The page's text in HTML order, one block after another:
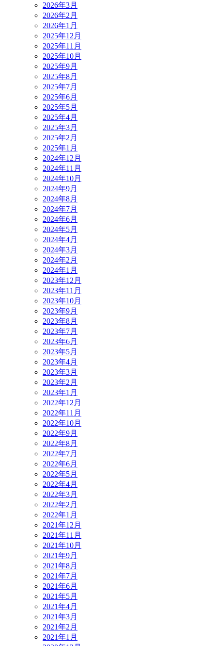
2026年3月
2026年2月
2026年1月
2025年12月
2025年11月
2025年10月
2025年9月
2025年8月
2025年7月
2025年6月
2025年5月
2025年4月
2025年3月
2025年2月
2025年1月
2024年12月
2024年11月
2024年10月
2024年9月
2024年8月
2024年7月
2024年6月
2024年5月
2024年4月
2024年3月
2024年2月
2024年1月
2023年12月
2023年11月
2023年10月
2023年9月
2023年8月
2023年7月
2023年6月
2023年5月
2023年4月
2023年3月
2023年2月
2023年1月
2022年12月
2022年11月
2022年10月
2022年9月
2022年8月
2022年7月
2022年6月
2022年5月
2022年4月
2022年3月
2022年2月
2022年1月
2021年12月
2021年11月
2021年10月
2021年9月
2021年8月
2021年7月
2021年6月
2021年5月
2021年4月
2021年3月
2021年2月
2021年1月